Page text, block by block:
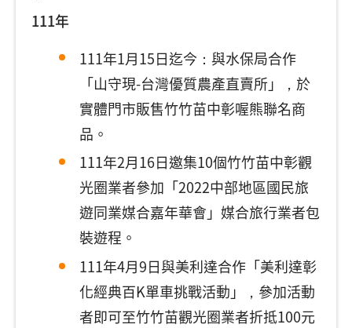
111年
111年1月15日迄今：與水保局合作
「山守現-台灣優質農產直賣所」，於
實體門市販售竹竹苗中彰喔熊聯名商
品。
111年2月16日邀集10個竹竹苗中彰觀
光圈業者參加「2022中部地區國民旅
遊同業媒合嘉年華會」媒合旅行業者包
裝遊程。
111年4月9日與美利達合作「美利達彰
化經典百K單車挑戰活動」，參加活動
者即可至竹竹苗觀光圈業者折抵100元